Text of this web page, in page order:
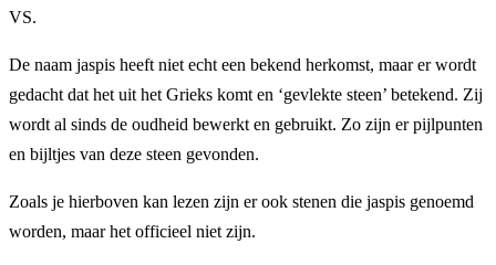
VS.
De naam jaspis heeft niet echt een bekend herkomst, maar er wordt
gedacht dat het uit het Grieks komt en ‘gevlekte steen’ betekend. Zij
wordt al sinds de oudheid bewerkt en gebruikt. Zo zijn er pijlpunten
en bijltjes van deze steen gevonden.
Zoals je hierboven kan lezen zijn er ook stenen die jaspis genoemd
worden, maar het officieel niet zijn.